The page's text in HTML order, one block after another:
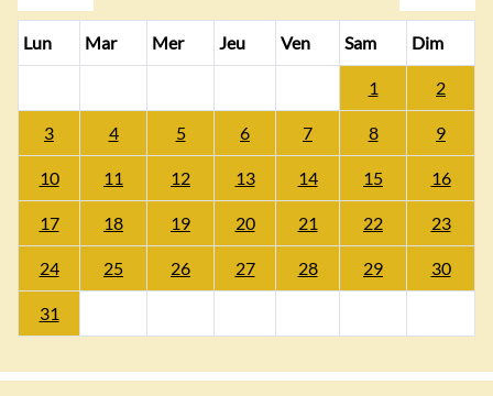
LunLundiMarMardiMerMercredi
JeuJeudiVenVendredi
SamSamediDim
1 2
3 4 5 6 7 8 9
10 11 12 13 14 15 16
17 18 19 20 21 22 23
24 25 26 27 28 29 30
31